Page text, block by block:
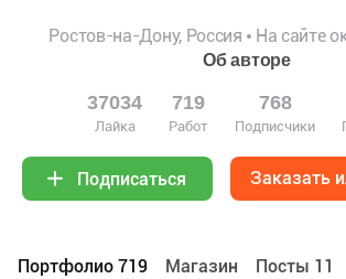
Ростов-на-Дону, Россия
На сайте
Об авторе
37034
Лайка
719
Работ
768
Подписчики
Подписаться Заказать
Портфолио 719 Maгазин Посты 11